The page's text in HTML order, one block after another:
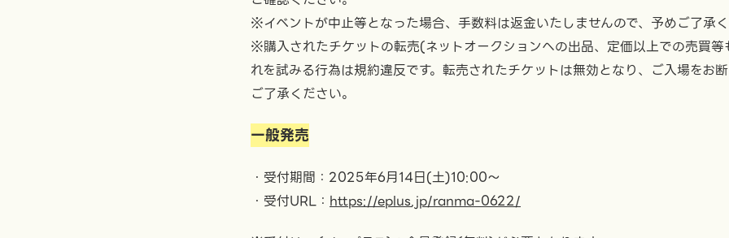
※イベントが中止等となった場合、手数料は返金いたしませんので、予めご了承
※購入されたチケットの転売(ネットオークションへの出品、定価以上での売買
れを試みる行為は規約違反です。転売されたチケットは無効となり、ご入場をお
ご了承ください。
一般発売
・受付期間：2025年6月14日(土)10:00～
・受付URL： https://eplus.jp/ranma-0622/